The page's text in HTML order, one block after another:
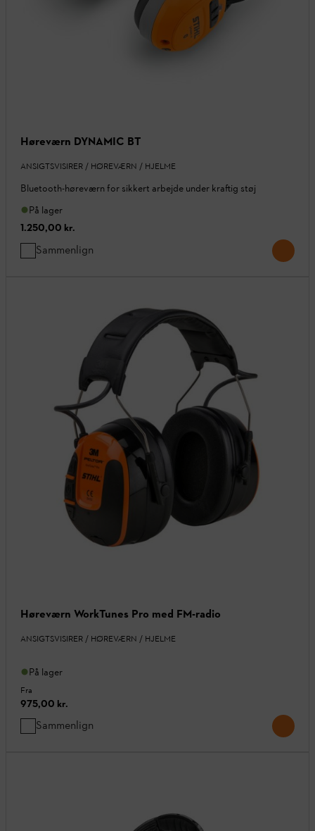
Høreværn DYNAMIC BT
ANSIGTSVISIRER / HØREVÆRN / HJELME
Bluetooth-høreværn for sikkert arbejde under kraftig støj
På lager
1.250,00 kr.
Sammenlign
Høreværn WorkTunes Pro med FM-radio
ANSIGTSVISIRER / HØREVÆRN / HJELME
På lager
Fra
975,00 kr.
Sammenlign